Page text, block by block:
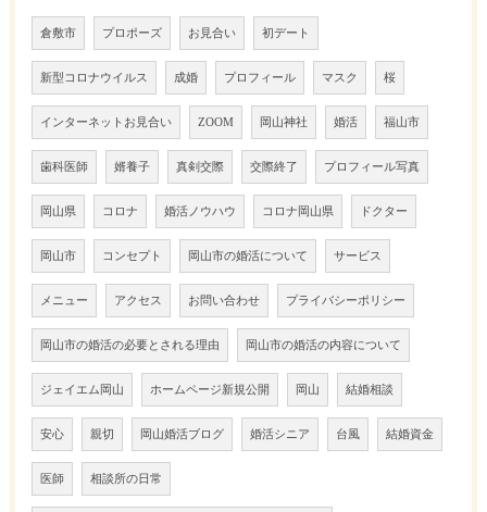
倉敷市 プロポーズ お見合い 初デート
新型コロナウイルス 成婚 プロフィール マスク 桜
インターネットお見合い ZOOM 岡山神社 婚活 福山市
歯科医師 婿養子 真剣交際 交際終了 プロフィール写真
岡山県 コロナ 婚活ノウハウ コロナ岡山県 ドクター
岡山市 コンセプト 岡山市の婚活について サービス
メニュー アクセス お問い合わせ プライバシーポリシー
岡山市の婚活の必要とされる理由 岡山市の婚活の内容について
ジェイエム岡山 ホームページ新規公開 岡山 結婚相談
安心 親切 岡山婚活ブログ 婚活シニア 台風 結婚資金
医師 相談所の日常